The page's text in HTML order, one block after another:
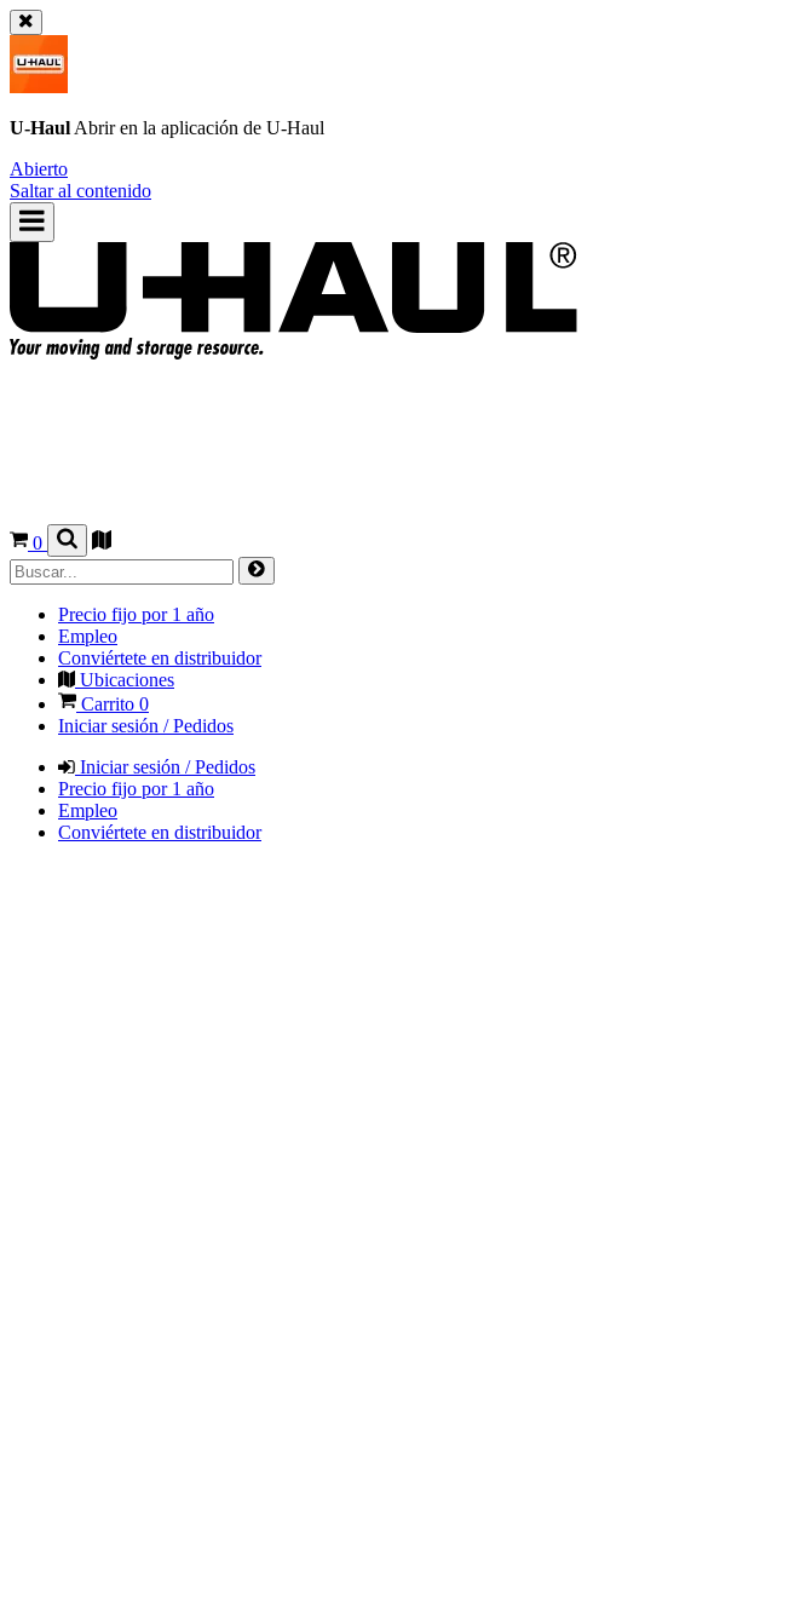
U-Haul Abrir en la aplicación de U-Haul
Abierto
Saltar al contenido
0
Precio fijo por 1 año
Empleo
Conviértete en distribuidor
Ubicaciones
Carrito 0
Iniciar sesión / Pedidos
Iniciar sesión / Pedidos
Precio fijo por 1 año
Empleo
Conviértete en distribuidor